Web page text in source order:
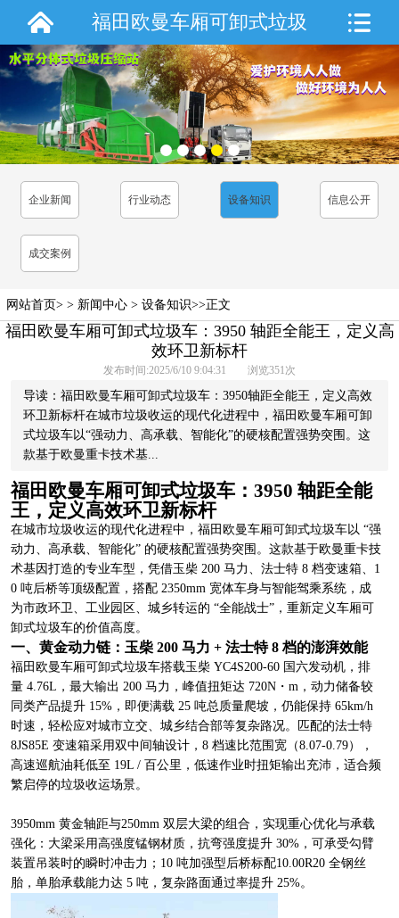
福田欧曼车厢可卸式垃圾
车：3950 轴距全能王，定
义高效环卫新标杆
企业新闻 行业动态 设备知识 信息公开
成交案例
网站首页> > 新闻中心 > 设备知识>>正文
福田欧曼车厢可卸式垃圾车：3950 轴距全能王，定义高
效环卫新标杆
发布时间:2025/6/10 9:04:31 浏览351次
导读：福田欧曼车厢可卸式垃圾车：3950轴距全能王，定义高效
环卫新标杆在城市垃圾收运的现代化进程中，福田欧曼车厢可卸
式垃圾车以“强动力、高承载、智能化”的硬核配置强势突围。这
款基于欧曼重卡技术基...
福田欧曼车厢可卸式垃圾车：3950 轴距全能
王，定义高效环卫新标杆
在城市垃圾收运的现代化进程中，福田欧曼车厢可卸式垃圾车以 “强
动力、高承载、智能化” 的硬核配置强势突围。这款基于欧曼重卡技
术基因打造的专业车型，凭借玉柴 200 马力、法士特 8 档变速箱、1
0 吨后桥等顶级配置，搭配 2350mm 宽体车身与智能驾乘系统，成
为市政环卫、工业园区、城乡转运的 “全能战士”，重新定义车厢可
卸式垃圾车的价值高度。
一、黄金动力链：玉柴 200 马力 + 法士特 8 档的澎湃效能
福田欧曼车厢可卸式垃圾车搭载玉柴 YC4S200-60 国六发动机，排
量 4.76L，最大输出 200 马力，峰值扭矩达 720N・m，动力储备较
同类产品提升 15%，即便满载 25 吨总质量爬坡，仍能保持 65km/h
时速，轻松应对城市立交、城乡结合部等复杂路况。匹配的法士特
8JS85E 变速箱采用双中间轴设计，8 档速比范围宽（8.07-0.79），
高速巡航油耗低至 19L / 百公里，低速作业时扭矩输出充沛，适合频
繁启停的垃圾收运场景。
3950mm 黄金轴距与250mm 双层大梁的组合，实现重心优化与承载
强化：大梁采用高强度锰钢材质，抗弯强度提升 30%，可承受勾臂
装置吊装时的瞬时冲击力；10 吨加强型后桥标配10.00R20 全钢丝
胎，单胎承载能力达 5 吨，复杂路面通过率提升 25%。